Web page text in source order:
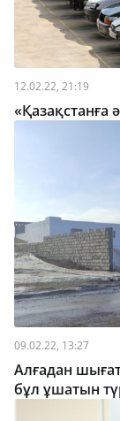
12.02.22, 21:19
«Қазақстанға
09.02.22, 13:27
Алғадан
бұл ұшатын